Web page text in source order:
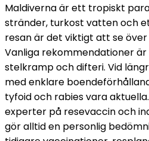
Maldiverna är ett tropiskt
stränder, turkost vatten och
resan är det viktigt att se
Vanliga rekommendationer
stelkramp och difteri. Vid
med enklare
tyfoid och rabies vara aktuella.
experter på resevaccin och
gör alltid en personlig